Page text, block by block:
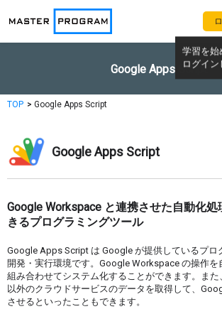
Gemini
Gmail
Google Meet Google
Google ドライブ
Google スプレッドシート Google
Google フォーム
学習を
ログイ
Google Apps Script
TOP Google Apps Script
Google Apps Script
Google Workspace と連携させた自動化
きるプログラミングツール
Google Apps Script は Google が提供しているプロ
開発・実行環境です。Google Workspace の操作を
組み合わせてシステム化することができます。ま
以外のクラウドサービスのデータを取得して、
させるといったこともできます。